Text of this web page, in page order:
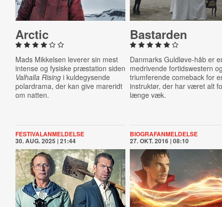
Arctic
Mads Mikkelsen leverer sin mest
intense og fysiske præstation siden
Valhalla Risingi kuldegysende
polardrama, der kan give mareridt
om natten.
Bastarden
Danmarks Guldløve-håb er
medrivende fortidswestern
triumferende comeback for
instruktør, der har været alt
længe væk.
FESTIVALANMELDELSE
30. AUG. 2025 | 21:44
BIOGRAFANMELDELSE
27. OKT. 2016 | 08:10